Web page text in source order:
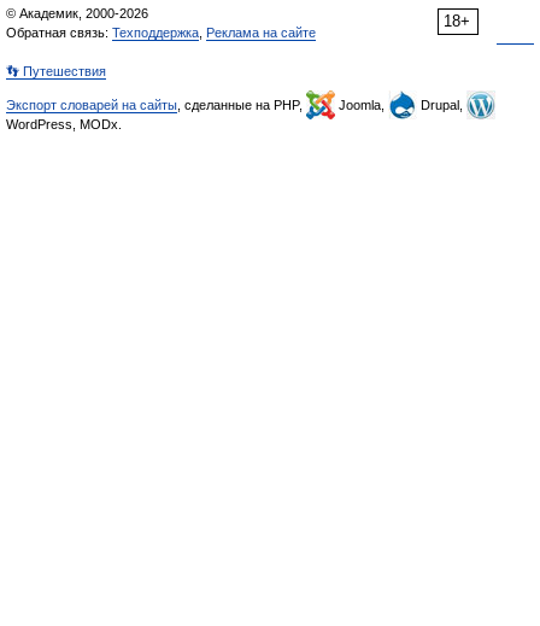
18+
© Академик, 2000-2026
Обратная связь: Техподдержка Реклама на сайте
👣 Путешествия
Экспорт словарей на сайты , сделанные на PHP, Joomla,
Drupal,
WordPress, MODx.